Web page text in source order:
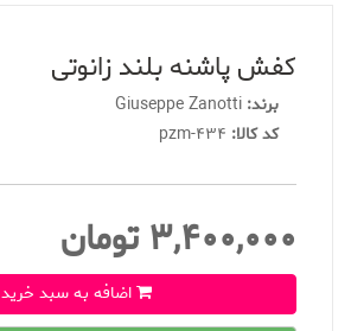
كفش پاشنه بلند زانوتى
برند:
کد کالا:
3,400,000 تومان
اضافه به سبد خرید